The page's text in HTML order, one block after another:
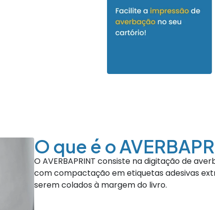
O que é o
O AVERBAPRINT consiste na digitação de
com compactação em etiquetas adesivas
serem colados à margem do livro.